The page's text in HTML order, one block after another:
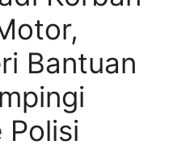
Bantuan
Polisi